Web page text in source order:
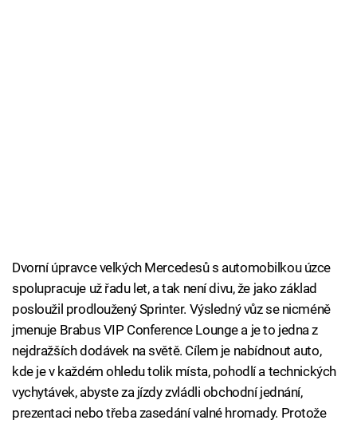
Dvorní úpravce velkých Mercedesů s automobilkou úzce
spolupracuje už řadu let, a tak není divu, že jako základ
posloužil prodloužený Sprinter. Výsledný vůz se nicméně
jmenuje Brabus VIP Conference Lounge a je to jedna z
nejdražších dodávek na světě. Cílem je nabídnout auto,
kde je v každém ohledu tolik místa, pohodlí a technických
vychytávek, abyste za jízdy zvládli obchodní jednání,
prezentaci nebo třeba zasedání valné hromady. Protože